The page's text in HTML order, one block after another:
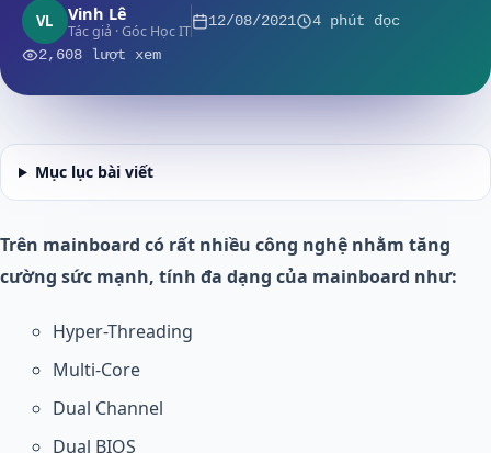
VL Vinh Lê
Tác giả · Góc Học IT
12/08/2021 4 phút đọc
2,608 lượt xem
Mục lục bài viết
Trên mainboard có rất nhiều công nghệ nhằm tăng
cường sức mạnh, tính đa dạng của mainboard như:
Hyper-Threading
Multi-Core
Dual Channel
Dual BIOS